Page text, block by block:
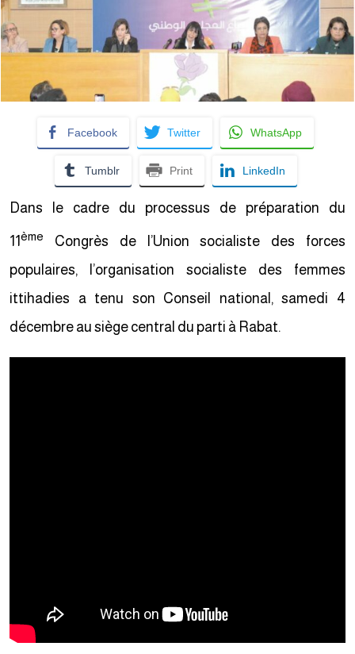
Facebook Twitter WhatsApp
Tumblr Print LinkedIn
Dans le cadre du processus de préparation du
11ème
Congrès de l’Union socialiste des forces
populaires, l’organisation socialiste des femmes
ittihadies a tenu son Conseil national, samedi 4
décembre au siège central du parti à Rabat.